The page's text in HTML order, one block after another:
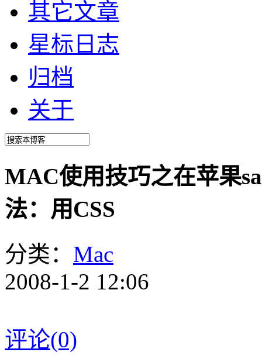
其它文章
星标日志
归档
关于
MAC使用技巧之在苹果
法：用CSS
分类： Mac
2008-1-2 12:06
评论(0)